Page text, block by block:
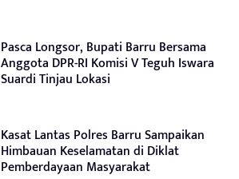
Pasca Longsor, Bupati Barru Bersama
Anggota DPR-RI Komisi V Teguh Iswara
Suardi Tinjau Lokasi
Kasat Lantas Polres Barru Sampaikan
Himbauan Keselamatan di Diklat
Pemberdayaan Masyarakat